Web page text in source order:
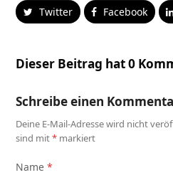
Twitter Facebook
Dieser Beitrag hat 0
Schreibe einen
Deine E-Mail-Adresse wird nicht
sind mit* markiert
Name*